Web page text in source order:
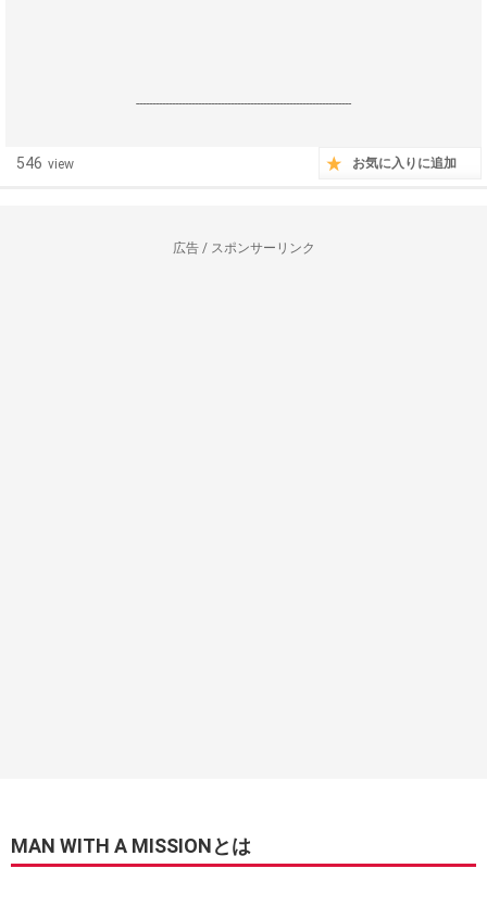
------------------------------------------------------------------
546 view お気に入りに追加
広告 / スポンサーリンク
MAN WITH A MISSIONとは